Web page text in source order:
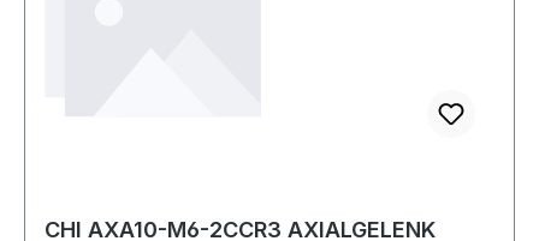
CHI AXA10-M6-2CCR3 AXIALGELENK